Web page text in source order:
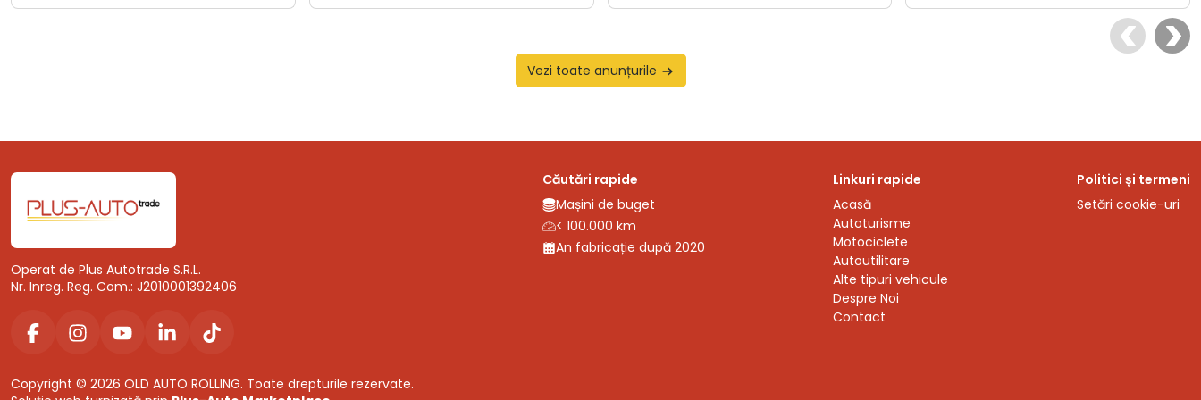
Vezi toate anunțurile
Operat de Plus Autotrade S.R.L.
Nr. Inreg. Reg. Com.: J2010001392406
Copyright © 2026 OLD AUTO ROLLING. Toate drepturile rezervate.
Căutări rapide
Mașini de buget
< 100.000 km
An fabricație după 2020
Linkuri rapide
Acasă
Autoturisme
Motociclete
Autoutilitare
Alte tipuri vehicule
Despre Noi
Contact
Politici și termeni
Setări cookie-uri